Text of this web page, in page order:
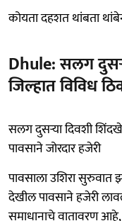
कोयता दहशत थांबता
Dhule: सलग
जिल्हात विविध
सलग दुसऱ्या दिवशी
पावसाने जोरदार हजेरी
पावसाला उशिरा सुरुवात
देखील पावसाने हजेरी
समाधानाचे वातावरण आहे,